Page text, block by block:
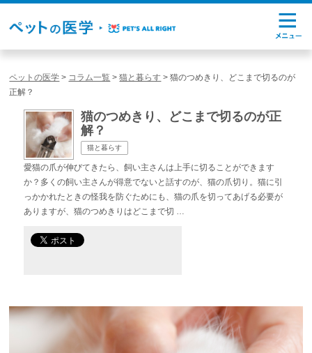
ペットの医学 > コラム一覧 >猫と暮らす >猫のつめきり、どこまで切るのが
正解？
猫のつめきり、どこまで切るのが正
解？
猫と暮らす
愛猫の爪が伸びてきたら、飼い主さんは上手に切ることができます
か？多くの飼い主さんが得意でないと話すのが、猫の爪切り。猫に引
っかかれたときの怪我を防ぐためにも、猫の爪を切ってあげる必要が
ありますが、猫のつめきりはどこまで切 …